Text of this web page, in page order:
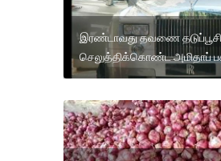
இரண்டாவது தவணை தடுப்பூசி
செலுத்திக்கொண்ட அமிதாப்